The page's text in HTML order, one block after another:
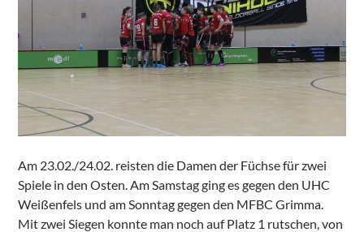
Am 23.02./24.02. reisten die Damen der Füchse für zwei
Spiele in den Osten. Am Samstag ging es gegen den UHC
Weißenfels und am Sonntag gegen den MFBC Grimma.
Mit zwei Siegen konnte man noch auf Platz 1 rutschen, von